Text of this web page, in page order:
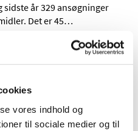
vores indhold og
til sociale medier og til
år 329 ansøgninger
Det er 45…
2015
år fået flere
ved medicinsk